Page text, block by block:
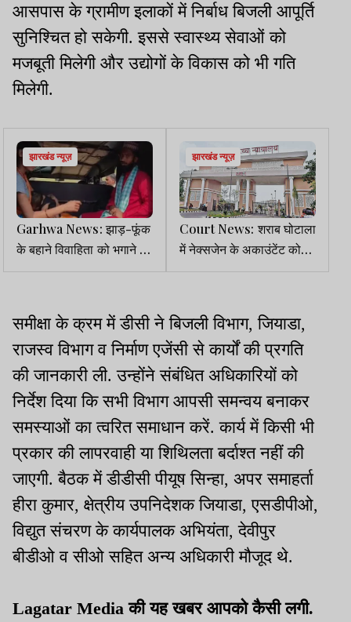
आसपास के ग्रामीण इलाकों में निर्बाध बिजली आपूर्ति
सुनिश्चित हो सकेगी. इससे स्वास्थ्य सेवाओं को
मजबूती मिलेगी और उद्योगों के विकास को भी गति
मिलेगी.
झारखंड न्यूज़
Garhwa News: झाड़-फूंक
के बहाने विवाहिता को भगाने पर
मौलाना पकड़ाया
झारखंड न्यूज़
Court News: शराब घोटाला
में नेक्सजेन के अकाउंटेंट को
हाईकोर्ट से मिली अग्रिम
समीक्षा के क्रम में डीसी ने बिजली विभाग, जियाडा,
राजस्व विभाग व निर्माण एजेंसी से कार्यों की प्रगति
की जानकारी ली. उन्होंने संबंधित अधिकारियों को
निर्देश दिया कि सभी विभाग आपसी समन्वय बनाकर
समस्याओं का त्वरित समाधान करें. कार्य में किसी भी
प्रकार की लापरवाही या शिथिलता बर्दाश्त नहीं की
जाएगी. बैठक में डीडीसी पीयूष सिन्हा, अपर समाहर्ता
हीरा कुमार, क्षेत्रीय उपनिदेशक जियाडा, एसडीपीओ,
विद्युत संचरण के कार्यपालक अभियंता, देवीपुर
बीडीओ व सीओ सहित अन्य अधिकारी मौजूद थे.
Lagatar Media की यह खबर आपको कैसी लगी.